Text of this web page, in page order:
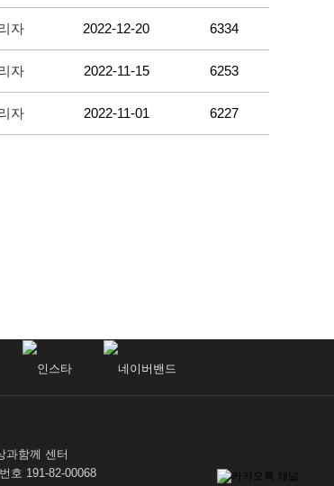
자 2022-12-20 6334
자 2022-11-15 6253
자 2022-11-01 6227
과함께 센터
호 191-82-00068